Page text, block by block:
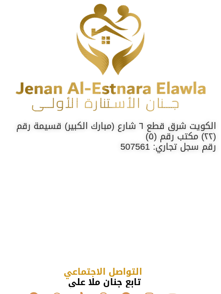
الكويت شرق قطع ٦ شارع (مبارك الكبير) قسيمة رقم
(٢٢) مكتب رقم (٥)
رقم سجل تجاري: 507561
التواصل الاجتماعي
تابع جنان ملا علي